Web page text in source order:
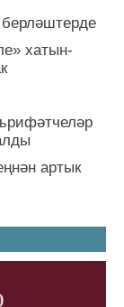
хатын-
артык